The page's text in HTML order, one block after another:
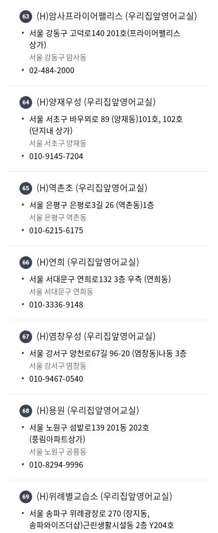
63 (H)암사프라이어팰리스 (우리집앞영어교실)
서울 강동구 고덕로140 201호(프라이어팰리스
상가)
서울 강동구 암사동
02-484-2000
64 (H)양재우성 (우리집앞영어교실)
서울 서초구 바우뫼로 89 (양재동)101호, 102호
(단지내 상가)
서울 서초구 양재동
010-9145-7204
65 (H)역촌초 (우리집앞영어교실)
서울 은평구 은평로3길 26 (역촌동)1층
서울 은평구 역촌동
010-6215-6175
66 (H)연희 (우리집앞영어교실)
서울 서대문구 연희로132 3층 우측 (연희동)
서울 서대문구 연희동
010-3336-9148
67 (H)염창우성 (우리집앞영어교실)
서울 강서구 양천로67길 96-20 (염창동)나동 3층
서울 강서구 염창동
010-9467-0540
68 (H)용원 (우리집앞영어교실)
서울 노원구 섬밭로139 201동 202호
(풍림아파트상가)
서울 노원구 공릉동
010-8294-9996
69 (H)위례별교습소 (우리집앞영어교실)
서울 송파구 위례광장로 270 (장지동,
송파와이즈더샵)근린생활시설동 2층 Y204호